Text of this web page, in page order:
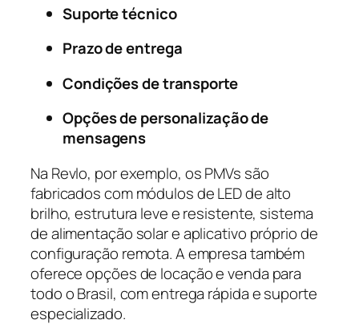
Suporte técnico
Prazo de entrega
Condições de transporte
Opções de personalização de
mensagens
Na Revlo, por exemplo, os PMVs são
fabricados com módulos de LED de alto
brilho, estrutura leve e resistente, sistema
de alimentação solar e aplicativo próprio de
configuração remota. A empresa também
oferece opções de locação e venda para
todo o Brasil, com entrega rápida e suporte
especializado.